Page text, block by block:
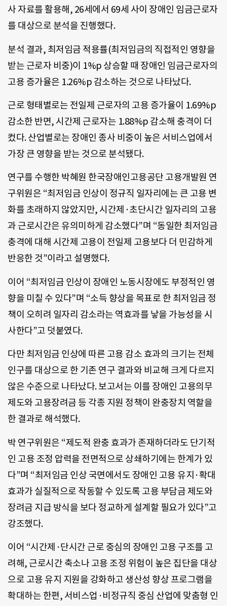
사 자료를 활용해, 26세에서 69세 사이 장애인 임금근로자
를 대상으로 분석을 진행했다.
분석 결과, 최저임금 적용률(최저임금의 직접적인 영향을
받는 근로자 비중)이 1%p 상승할 때 장애인 임금근로자의
고용 증가율은 1.26%p 감소하는 것으로 나타났다.
근로 형태별로는 전일제 근로자의 고용 증가율이 1.69%p
감소한 반면, 시간제 근로자는 1.88%p 감소해 충격이 더
컸다. 산업별로는 장애인 종사 비중이 높은 서비스업에서
가장 큰 영향을 받는 것으로 분석됐다.
연구를 수행한 박혜원 한국장애인고용공단 고용개발원 연
구위원은 “최저임금 인상이 정규직 일자리에는 큰 고용 변
화를 초래하지 않았지만, 시간제·초단시간 일자리의 고용
과 근로시간은 유의미하게 감소했다”며 “동일한 최저임금
충격에 대해 시간제 고용이 전일제 고용보다 더 민감하게
반응한 것”이라고 설명했다.
이어 “최저임금 인상이 장애인 노동시장에도 부정적인 영
향을 미칠 수 있다”며 “소득 향상을 목표로 한 최저임금 정
책이 오히려 일자리 감소라는 역효과를 낳을 가능성을 시
사한다”고 덧붙였다.
다만 최저임금 인상에 따른 고용 감소 효과의 크기는 전체
인구를 대상으로 한 기존 연구 결과와 비교해 크게 다르지
않은 수준으로 나타났다. 보고서는 이를 장애인 고용의무
제도와 고용장려금 등 각종 지원 정책이 완충장치 역할을
한 결과로 해석했다.
박 연구위원은 “제도적 완충 효과가 존재하더라도 단기적
인 고용 조정 압력을 전면적으로 상쇄하기에는 한계가 있
다”며 “최저임금 인상 국면에서도 장애인 고용 유지·확대
효과가 실질적으로 작동할 수 있도록 고용 부담금 제도와
장려금 지급 방식을 보다 정교하게 설계할 필요가 있다”고
강조했다.
이어 “시간제·단시간 근로 중심의 장애인 고용 구조를 고
려해, 근로시간 축소나 고용 조정 위험이 높은 집단을 대상
으로 고용 유지 지원을 강화하고 생산성 향상 프로그램을
확대하는 한편, 서비스업·비정규직 중심 산업에 맞춤형 인